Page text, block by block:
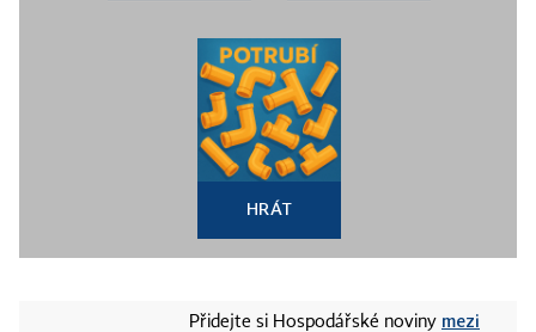
HRÁT
Přidejte si Hospodářské noviny mezi